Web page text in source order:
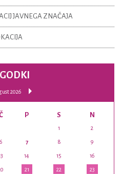
JAVNEGA ZNAČAJA
2026
P S N
1 2
6 7 8 9
14 15 16
21 22 23